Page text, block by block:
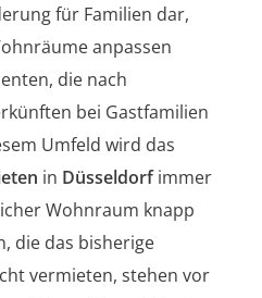
für Familien dar,
anpassen
die nach
bei Gastfamilien
Umfeld wird das
in Düsseldorfimmer
Wohnraum knapp
die das bisherige
vermieten, stehen vor